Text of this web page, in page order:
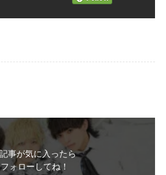
事が気に入ったら
ォローしてね！